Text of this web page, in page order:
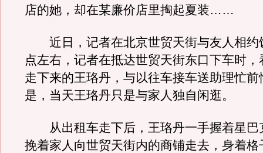
店的她，却在某廉价店里掏起夏装……
近日，记者在北京世贸天街与友人相约
点左右，记者在抵达世贸天街东口下车时
走下来的王珞丹，与以往车接车送助理忙前
是，当天王珞丹只是与家人独自闲逛。
从出租车走下后，王珞丹一手握着星巴
挽着家人向世贸天街内的商铺走去，身着格